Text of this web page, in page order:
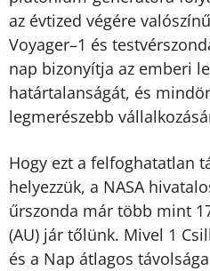
az évtized végére
Voyager–1 és
nap bizonyítja az emberi
határtalanságát, és
legmerészebb
Hogy ezt a felfoghatatlan
helyezzük, a NASA
űrszonda már több mint
(AU) jár tőlünk. Mivel 1
és a Nap átlagos